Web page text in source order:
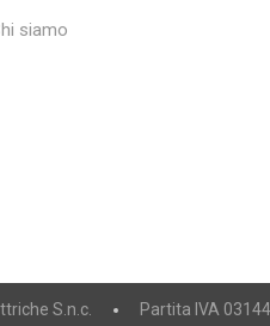
siamo
S.n.c. Partita IVA